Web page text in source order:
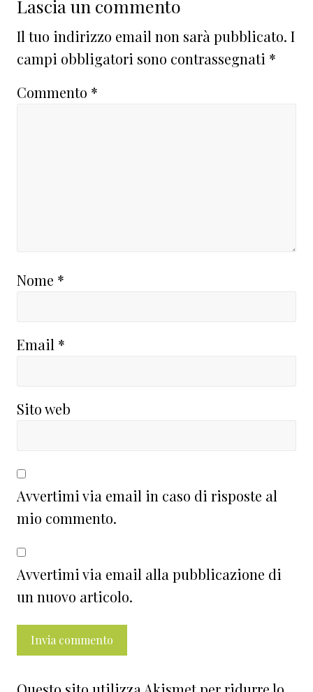
Lascia un commento
Il tuo indirizzo email non sarà pubblicato. I
campi obbligatori sono contrassegnati *
Commento *
Nome *
Email *
Sito web
Avvertimi via email in caso di risposte al
mio commento.
Avvertimi via email alla pubblicazione di
un nuovo articolo.